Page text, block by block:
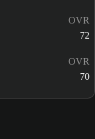
OVR
72
OVR
70